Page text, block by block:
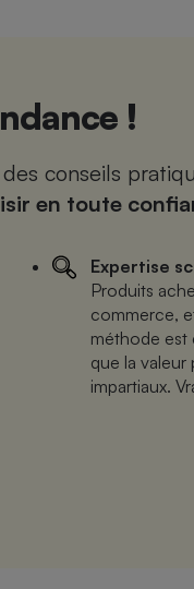
!
des conseils
en toute
Expertise
Produits
commerce,
méthode est
que la
impartiaux.